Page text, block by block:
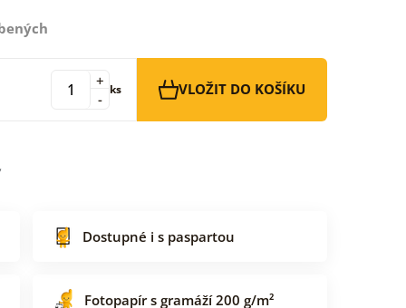
-
+ ks VLOŽIT DO KOŠÍKU
Dostupné i s paspartou
Fotopapír s gramáží 200 g/m²